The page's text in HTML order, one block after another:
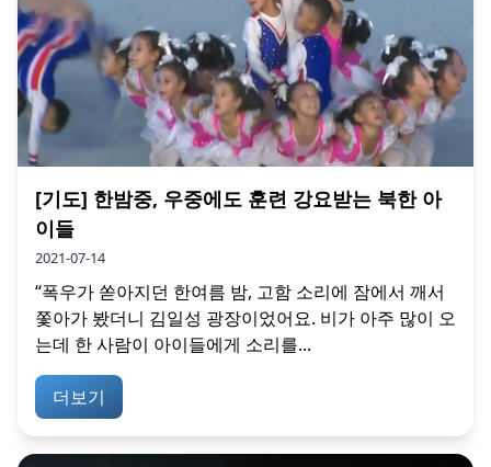
[기도] 한밤중, 우중에도 훈련 강요받는 북한 아
이들
2021-07-14
“폭우가 쏟아지던 한여름 밤, 고함 소리에 잠에서 깨서
쫓아가 봤더니 김일성 광장이었어요. 비가 아주 많이 오
는데 한 사람이 아이들에게 소리를...
더보기